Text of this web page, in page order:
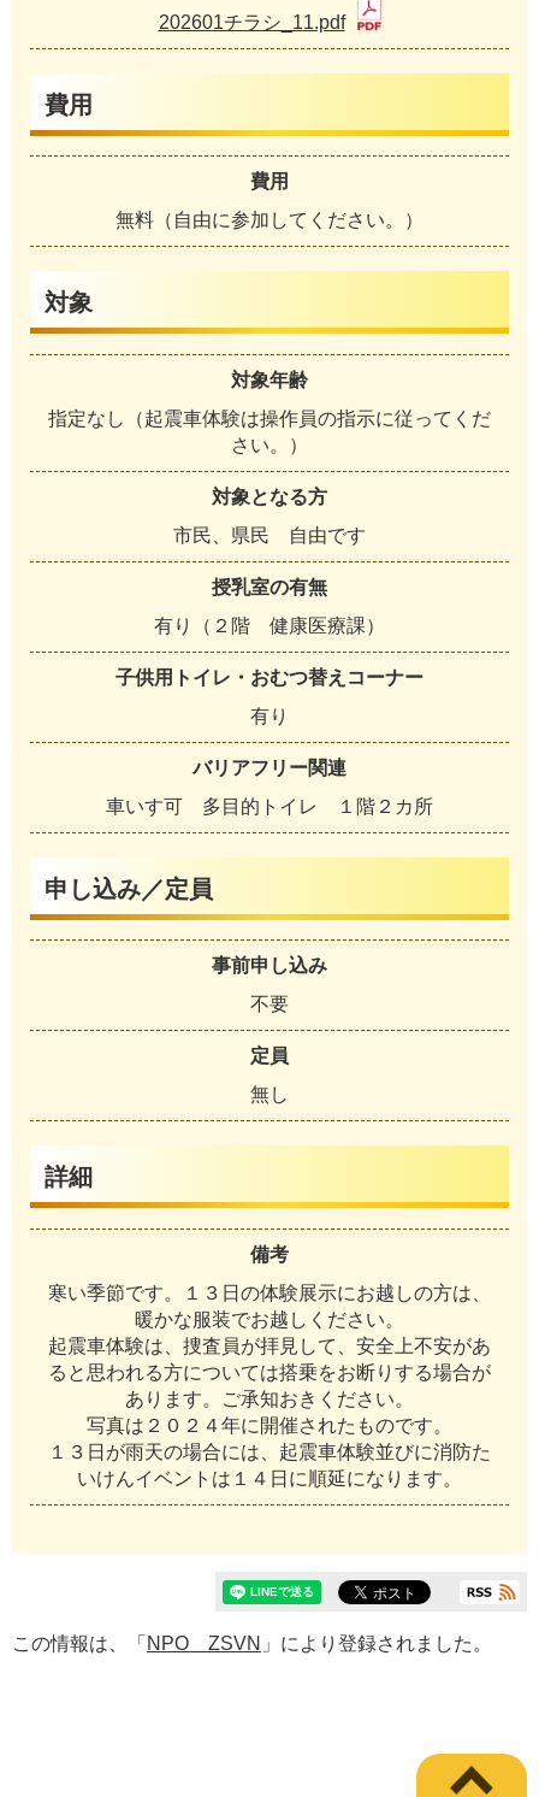
202601チラシ_11.pdf
費用
費用
無料（自由に参加してください。）
対象
対象年齢
指定なし（起震車体験は操作員の指示に従ってくだ
さい。）
対象となる方
市民、県民 自由です
授乳室の有無
有り（２階 健康医療課）
子供用トイレ・おむつ替えコーナー
有り
バリアフリー関連
車いす可 多目的トイレ １階２カ所
申し込み／定員
事前申し込み
不要
定員
無し
詳細
備考
寒い季節です。１３日の体験展示にお越しの方は、
暖かな服装でお越しください。
起震車体験は、捜査員が拝見して、安全上不安があ
ると思われる方については搭乗をお断りする場合が
あります。ご承知おきください。
写真は２０２４年に開催されたものです。
１３日が雨天の場合には、起震車体験並びに消防た
いけんイベントは１４日に順延になります。
この情報は、「 NPO ZSVN 」により登録されました。